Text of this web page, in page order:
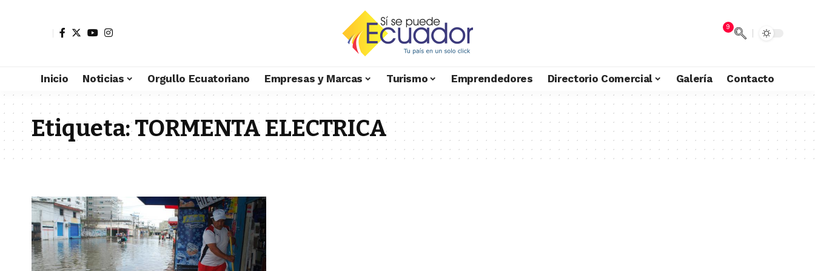
9
Inicio Noticias Orgullo Ecuatoriano Empresas y Marcas Turismo Emprendedores Directorio Comercial Galería Contacto
Etiqueta:TORMENTA ELECTRICA